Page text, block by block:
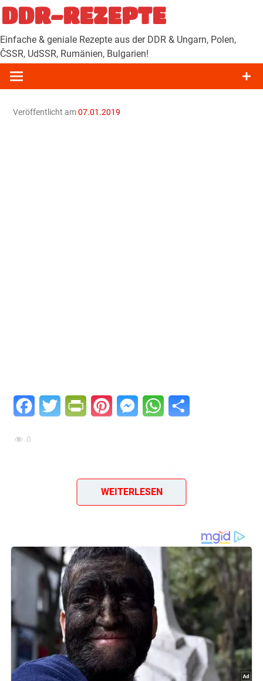
Zum
Inhalt
springen
DDR-REZEPTE
Einfache & geniale Rezepte aus der DDR & Ungarn, Polen,
ČSSR, UdSSR, Rumänien, Bulgarien!
Veröffentlicht am07.01.2019
FacebookTwitter PrintFriendly
PinterestMessengerWhatsApp
0
Kompott aus gedörrten
Aprikosen,
Rosinen
Zutaten
70 g Backpflaumen
40 g gedörrte Aprikosen
15 g Rosinen
WEITERLESEN